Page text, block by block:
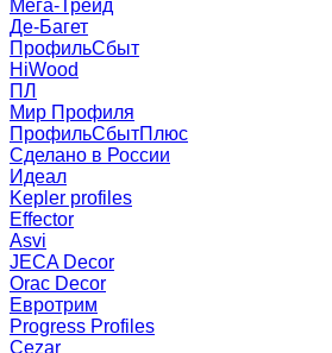
Мега-Трейд
Де-Багет
ПрофильСбыт
HiWood
ПЛ
Мир Профиля
ПрофильСбытПлюс
Сделано в России
Идеал
Kepler profiles
Effector
Asvi
JECA Decor
Orac Decor
Евротрим
Progress Profiles
Cezar